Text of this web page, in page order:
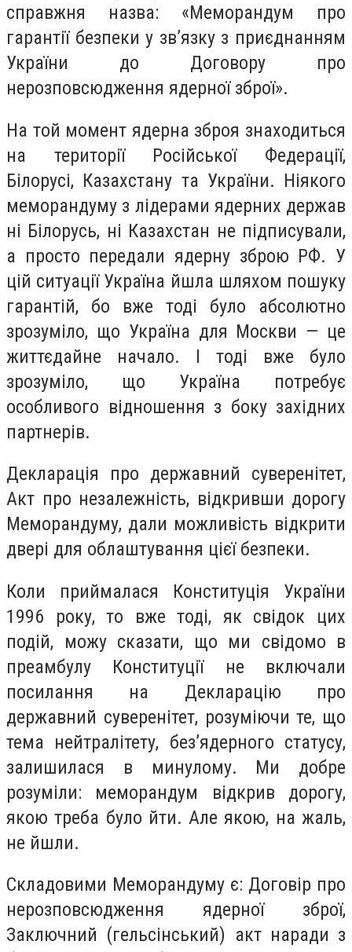
справжня назва: «Меморандум про
гарантії безпеки у зв’язку з приєднанням
України до Договору про
нерозповсюдження ядерної зброї».
На той момент ядерна зброя знаходиться
на території Російської Федерації,
Білорусі, Казахстану та України. Ніякого
меморандуму з лідерами ядерних держав
ні Білорусь, ні Казахстан не підписували,
а просто передали ядерну зброю РФ. У
цій ситуації Україна йшла шляхом пошуку
гарантій, бо вже тоді було абсолютно
зрозуміло, що Україна для Москви — це
життєдайне начало. І тоді вже було
зрозуміло, що Україна потребує
особливого відношення з боку західних
партнерів.
Декларація про державний суверенітет,
Акт про незалежність, відкривши дорогу
Меморандуму, дали можливість відкрити
двері для облаштування цієї безпеки.
Коли приймалася Конституція України
1996 року, то вже тоді, як свідок цих
подій, можу сказати, що ми свідомо в
преамбулу Конституції не включали
посилання на Декларацію про
державний суверенітет, розуміючи те, що
тема нейтралітету, без’ядерного статусу,
залишилася в минулому. Ми добре
розуміли: меморандум відкрив дорогу,
якою треба було йти. Але якою, на жаль,
не йшли.
Складовими Меморандуму є: Договір про
нерозповсюдження ядерної зброї,
Заключний (гельсінський) акт наради з